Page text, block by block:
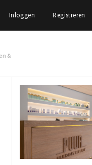
Inloggen Registreren
&